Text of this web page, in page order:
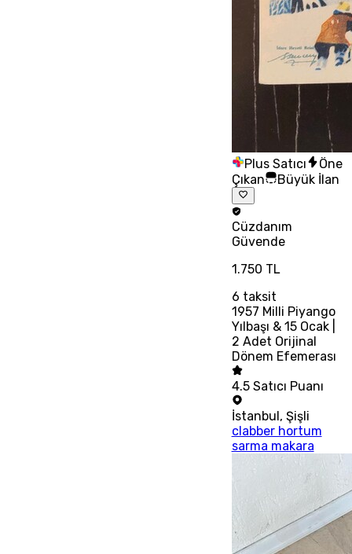
Plus Satıcı
Öne
Çıkan
Büyük İlan
Cüzdanım
Güvende
1.750 TL
6 taksit
1957 Milli Piyango
Yılbaşı & 15 Ocak |
2 Adet Orijinal
Dönem Efemerası
4.5 Satıcı Puanı
İstanbul , Şişli
clabber hortum
sarma makara